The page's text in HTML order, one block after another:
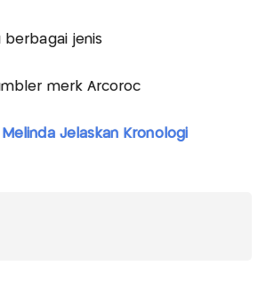
berbagai jenis
merk Arcoroc
Melinda Jelaskan Kronologi